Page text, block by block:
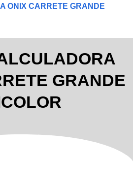
ONIX CARRETE GRANDE
GRANDE